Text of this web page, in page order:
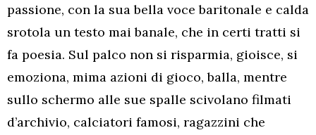
passione, con la sua bella voce baritonale e calda
srotola un testo mai banale, che in certi tratti si
fa poesia. Sul palco non si risparmia, gioisce, si
emoziona, mima azioni di gioco, balla, mentre
sullo schermo alle sue spalle scivolano filmati
d’archivio, calciatori famosi, ragazzini che